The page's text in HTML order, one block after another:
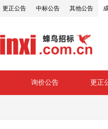
更正公告 中标公告 其他公告
询价公告 更正